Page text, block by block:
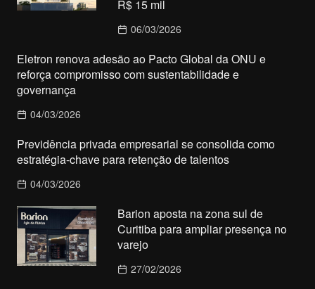
R$ 15 mil
06/03/2026
Eletron renova adesão ao Pacto Global da ONU e
reforça compromisso com sustentabilidade e
governança
04/03/2026
Previdência privada empresarial se consolida como
estratégia-chave para retenção de talentos
04/03/2026
Barion aposta na zona sul de
Curitiba para ampliar presença no
varejo
27/02/2026